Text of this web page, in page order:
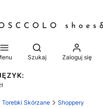
Otwórz wyszukiwarkę
Szukaj Zaloguj się
Torebki Skórzane Shoppery